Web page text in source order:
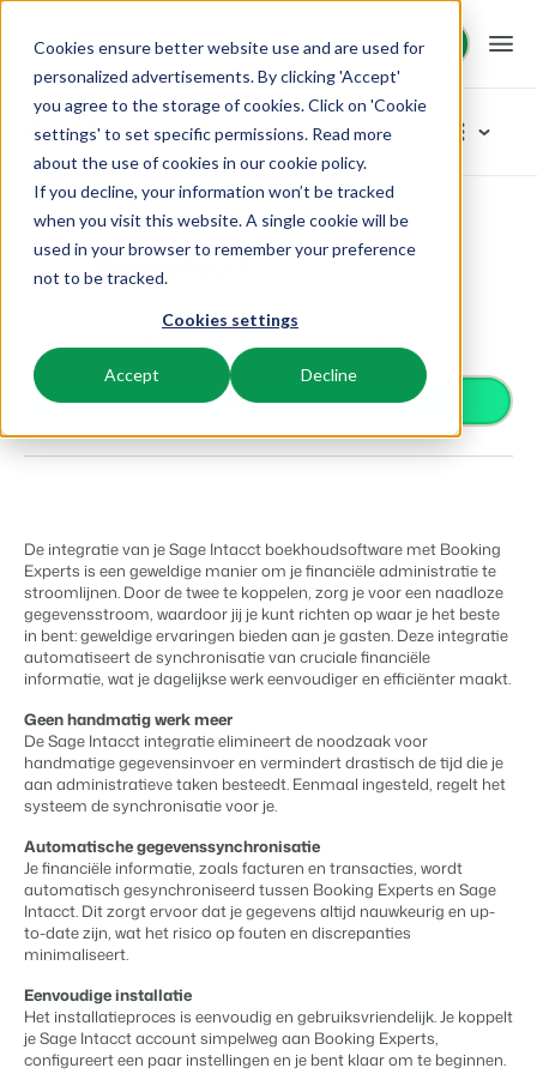
Cookies ensure better website use and are used for
personalized advertisements. By clicking 'Accept'
you agree to the storage of cookies. Click on 'Cookie
settings' to set specific permissions. Read more
about the use of cookies in our cookie policy.
If you decline, your information won’t be tracked
when you visit this website. A single cookie will be
used in your browser to remember your preference
not to be tracked.
Cookies settings
Accept Decline
Demo aanvragen
Demo aanvragen
Platform
BEX PMS
Reserveringssysteem
Beheer alle back office processen.
Adverteer jouw aanbod op een mix van kanalen.
Business Intelligence
Maak betere keuzes op basis van data.
Eigenaren Management
Bied transparantie aan eigenaren.
Website Integratie
Heb je al een website? Integratie is mogelijk.
Overstappen naar BEX
Klaar om te groeien?
BEX CMS
Verhuurwebsite
Breng je merk tot leven met onze websitebouwer.
Oplossingen
Booking Experts voor:
Villa's, bungalows, chalets en boomhutten.
Hotelkamers, appartementen, B&Bs en pensions.
Campings
Kampeerplaatsen, glamping tenten en caravans.
Concerns & Groepen
Ketens en individuele merken.
Verhuurorganisaties
Exclusieve verhuur en resellers.
Vastgoed en nieuwbouwprojecten.
Kleinschalige recreatiebedrijven
Vakantieboerderijen, appartementen en boetiekhotels
Resources
Kennis
BEX Educate | Pro
Blijven leren, blijven leiden in de recreatie.
Blog
Lees over trends in de sector en krijg tips.
Ervaringen
Ervaringen van onze gebruikers.
Kom in contact
Customer Success
Krijg antwoord op jouw vragen.
Developers
Ontwikkel jouw oplossing met onze open API.
Klaar om te groeien?
Partners
Prijzen
Klantverhalen
Voor campings
Overstappen naar BEX
Login
Prijzen
NL
App Store
Blader door de categorieën
Toegangscontrole
Betaalproviders
Ontvang betalingen
Distributie
Plaats je aanbod op een mix van kanalen
Gasttechnologie
Verbeter de gastbeleving
Content Management
Integreer met elk CMS
Facility Management
Stroomlijn je processen
Revenue Management
Optimaliseer jouw prijsbeleid
Compliance
Zorgeloos zaken doen volgens wetgeving
Boekhouding
Houd de boeken in balans
Kassasystemen
Voeg jouw kassasysteem en PMS samen
Communicatie
Organiseer je gastcommunicatie
Energiesystemen
Houd het energieverbruik in de gaten
Mis je een app?
App Store Accounting Sage Intacct
Sage Intacct
Directe koppeling met je Sage Intacct administratie om
Install app
De integratie van je Sage Intacct boekhoudsoftware met Booking
Experts is een geweldige manier om je financiële administratie te
stroomlijnen. Door de twee te koppelen, zorg je voor een naadloze
gegevensstroom, waardoor jij je kunt richten op waar je het beste
in bent: geweldige ervaringen bieden aan je gasten. Deze integratie
automatiseert de synchronisatie van cruciale financiële
informatie, wat je dagelijkse werk eenvoudiger en efficiënter maakt.
Geen handmatig werk meer
De Sage Intacct integratie elimineert de noodzaak voor
handmatige gegevensinvoer en vermindert drastisch de tijd die je
aan administratieve taken besteedt. Eenmaal ingesteld, regelt het
systeem de synchronisatie voor je.
Automatische gegevenssynchronisatie
Je financiële informatie, zoals facturen en transacties, wordt
automatisch gesynchroniseerd tussen Booking Experts en Sage
Intacct. Dit zorgt ervoor dat je gegevens altijd nauwkeurig en up-
to-date zijn, wat het risico op fouten en discrepanties
minimaliseert.
Eenvoudige installatie
Het installatieproces is eenvoudig en gebruiksvriendelijk. Je koppelt
je Sage Intacct account simpelweg aan Booking Experts,
configureert een paar instellingen en je bent klaar om te beginnen.